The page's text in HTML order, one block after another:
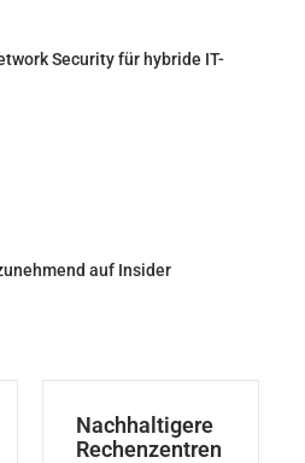
Security für hybride IT-
auf Insider
Nachhaltigere
Rechenzentren